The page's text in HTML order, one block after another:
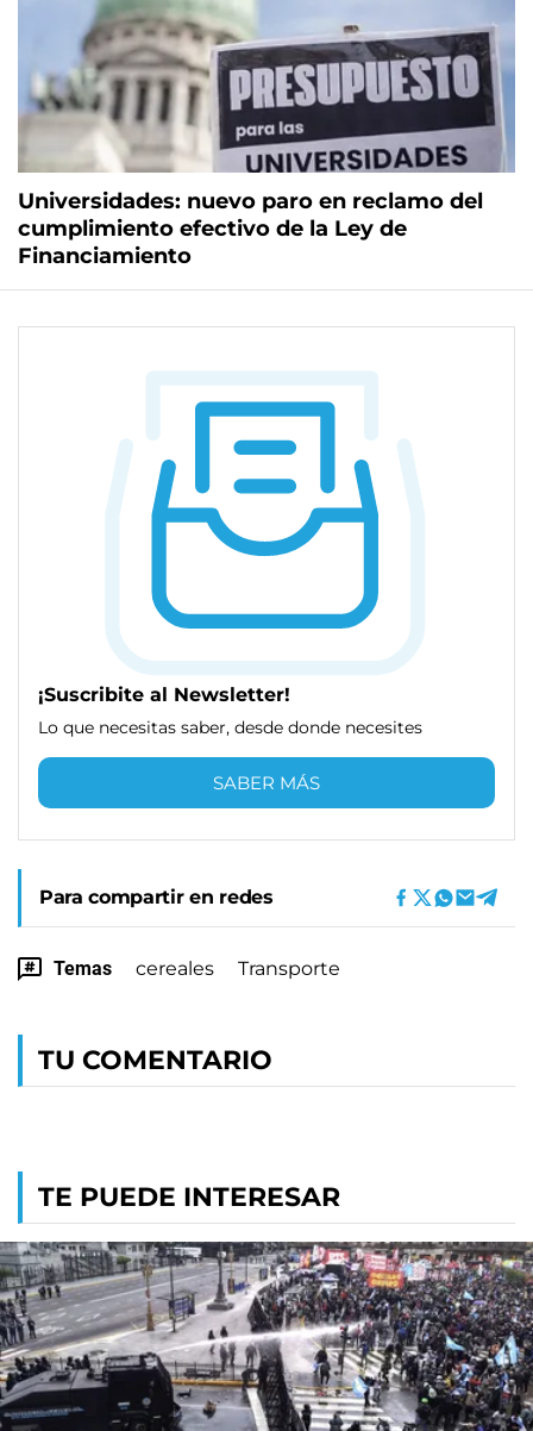
Universidades: nuevo paro en reclamo del
cumplimiento efectivo de la Ley de
Financiamiento
¡Suscribite al Newsletter!
Lo que necesitas saber, desde donde necesites
SABER MÁS
Para compartir en redes
Temas cereales Transporte
TU COMENTARIO
TE PUEDE INTERESAR